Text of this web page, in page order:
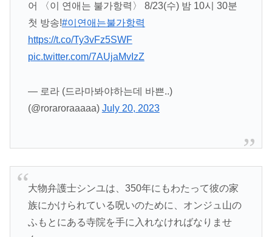
어 〈이 연애는 불가항력〉 8/23(수) 밤 10시 30분
첫 방송!#이연애는불가항력
https://t.co/Ty3vFz5SWF
pic.twitter.com/7AUjaMvIzZ
— 로라 (드라마봐야하는데 바쁜..)
(@roraroraaaaa) July 20, 2023
大物弁護士シンユは、350年にもわたって彼の家
族にかけられている呪いのために、オンジュ山の
ふもとにある寺院を手に入れなければなりませ